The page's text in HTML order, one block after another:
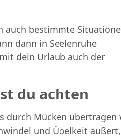
auch bestimmte
dann in Seelenruhe
dein Urlaub auch der
du achten
durch Mücken übertragen
und Übelkeit